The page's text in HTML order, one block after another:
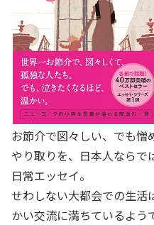
お節介で図々しい、でも憎
やり取りを、日本人ならで
日常エッセイ。
せわしない大都会での生活
かい交流に満ちているよう